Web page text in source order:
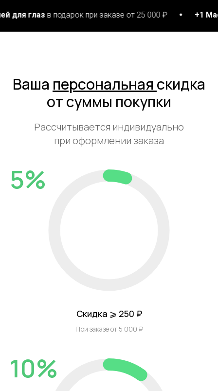
в подарок при заказе от 25 000 ₽ +1 Маска для
Ваша персональная скидка
от суммы покупки
Рассчитывается индивидуально
при оформлении заказа
5%
Скидка ⩾ 250 ₽
При заказе от 5 000 ₽
10%